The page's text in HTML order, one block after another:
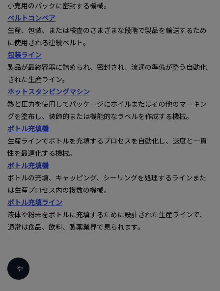
小売用のパックに密封する機械。
ベルトコンベア
生産、包装、または検査のさまざまな段階で製品を輸送するため
に使用される連続ベルト。
包装ライン
製品が最終容器に詰められ、密封され、流通の準備が整う自動化
された生産ライン。
ホットスタンピングマシン
熱と圧力を使用してパッケージにホイルまたはその他のマーキン
グを塗布し、装飾的または機能的なラベルを作成する機械。
ボトル充填機
生産ラインでボトルを充填するプロセスを自動化し、速度と一貫
性を最適化する機械。
ボトル充填機
ボトルの充填、キャッピング、シーリングを処理するラインまた
は生産プロセス内の複数の機械。
ボトル充填ライン
液体や粉末をボトルに充填するために設計された生産ラインで、
通常は食品、飲料、製薬業界で見られます。
や